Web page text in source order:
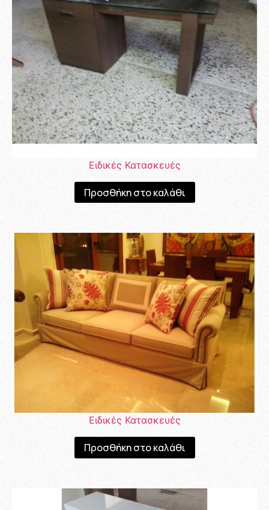
Ειδικές Κατασκευές
Προσθήκη στο καλάθι
Ειδικές Κατασκευές
Προσθήκη στο καλάθι